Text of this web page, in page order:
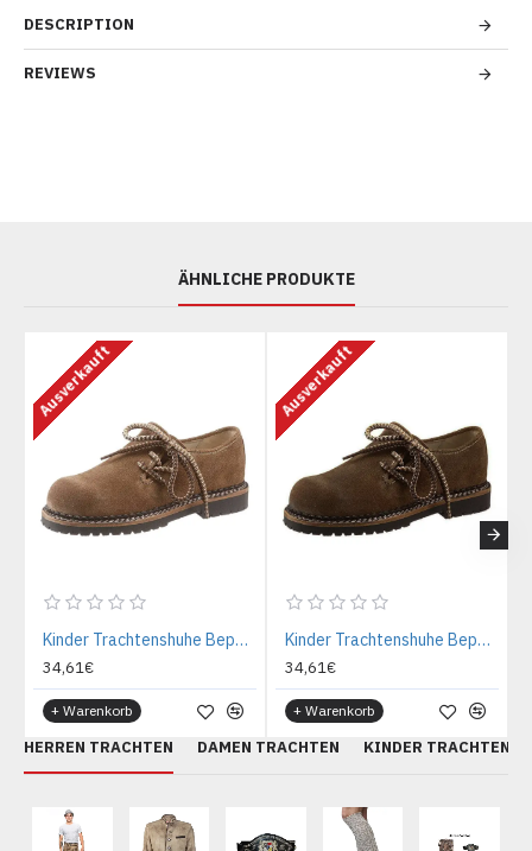
DESCRIPTION
REVIEWS
ÄHNLICHE PRODUKTE
Ausverkauft
Kinder Trachtenshuhe Beppo Hellbraun
34,61€
+ Warenkorb
Ausverkauft
Kinder Trachtenshuhe Beppo Dunkelbraun
34,61€
+ Warenkorb
HERREN TRACHTEN DAMEN TRACHTEN KINDER TRACHTEN